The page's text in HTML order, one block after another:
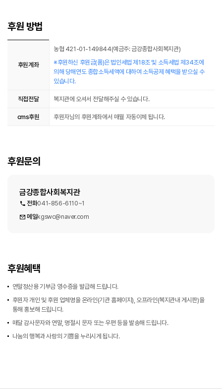
후원 방법
후원계좌
농협 421-01-149844(예금주: 금강종합사회복지관)
※후원하신 후원금(품)은 법인세법 제18조 및 소득세법 제34조에
의해 당해연도 종합소득세액에 대하여 소득공제 혜택을 받으실 수
있습니다.
직접전달 복지관에 오셔서 전달해주실 수 있습니다.
cms후원 후원자님의 후원계좌에서 매월 자동이체 됩니다.
후원문의
금강종합사회복지관
전화041-856-6110~1
메일kgswc@naver.com
후원혜택
연말정산용 기부금 영수증을 발급해 드립니다.
후원자 개인 및 후원 업체명을 온라인(기관 홈페이지), 오프라인(복지관내 게시판)을
통해 홍보해 드립니다.
매달 감사문자와 연말, 명절시 문자 또는 우편 등을 발송해 드립니다.
나눔의 행복과 사랑의 기쁨을 누리시게 됩니다.